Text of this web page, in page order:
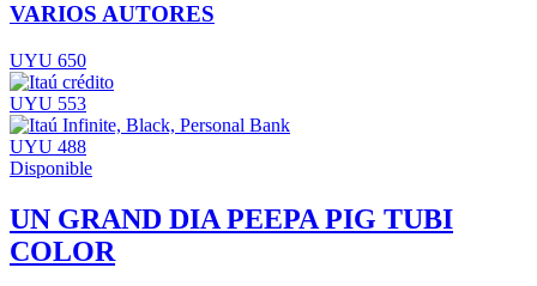
VARIOS AUTORES
UYU 650
UYU 553
UYU 488
Disponible
UN GRAND DIA PEEPA PIG TUBI
COLOR